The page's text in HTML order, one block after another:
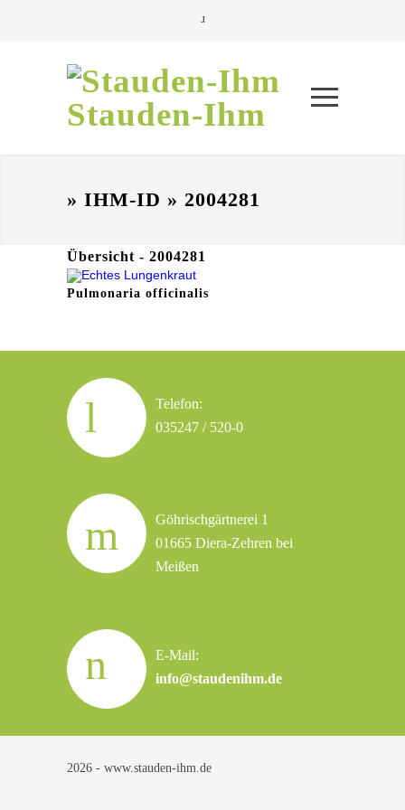
Stauden-Ihm
» IHM-ID » 2004281
Übersicht - 2004281
Pulmonaria officinalis
Telefon:
035247 / 520-0
Göhrischgärtnerei 1
01665 Diera-Zehren bei
Meißen
E-Mail:
info@staudenihm.de
2026 - www.stauden-ihm.de